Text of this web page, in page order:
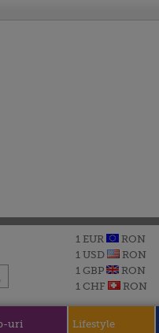
1 EUR
RON
1 USD
RON
1 GBP
RON
1 CHF
RON
uri Lifestyle